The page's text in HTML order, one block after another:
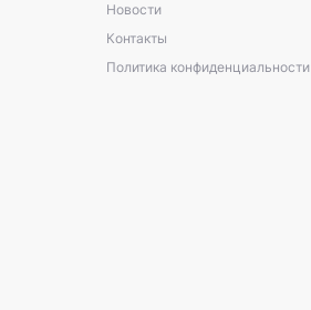
Новости
Контакты
Политика конфиденциальности